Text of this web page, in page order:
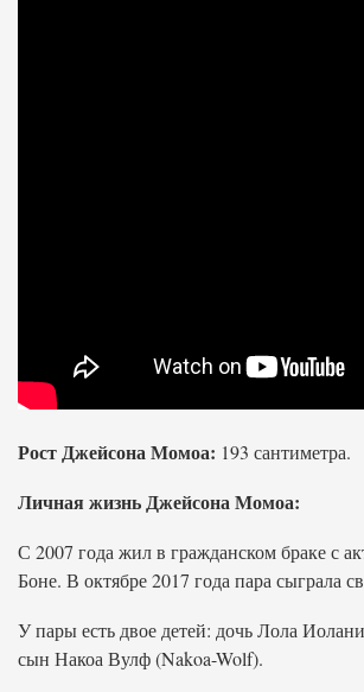
Рост Джейсона Момоа: 193 сантиметра.
Личная жизнь Джейсона Момоа:
С 2007 года жил в гражданском браке с
Боне. В октябре 2017 года пара сыграла
У пары есть двое детей: дочь Лола
сын Накоа Вулф (Nakoa-Wolf).